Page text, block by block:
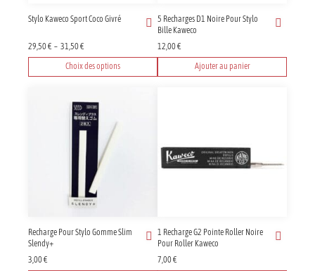
Stylo Kaweco Sport Coco Givré
29,50€ – 31,50€Plage
de
prix :
31,50 €
Choix des options
la
du
5 Recharges D1 Noire Pour Stylo
Bille Kaweco
12,00€
Ajouter au panier
Recharge Pour Stylo Gomme Slim
Slendy+
3,00€
1 Recharge G2 Pointe Roller Noire
Pour Roller Kaweco
7,00€